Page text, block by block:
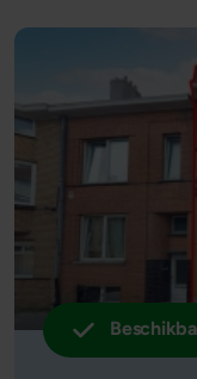
Resultaten: